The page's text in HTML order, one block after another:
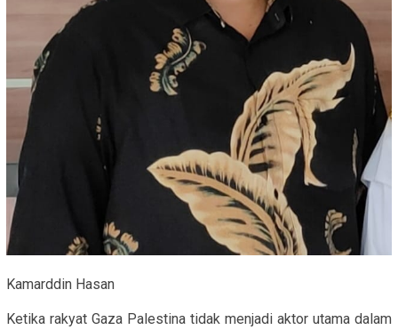
Kamarddin Hasan
Ketika rakyat Gaza Palestina tidak menjadi aktor utama dalam